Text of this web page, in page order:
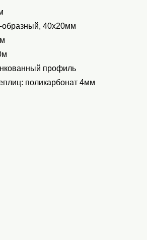
образный, 40х20мм
профиль
поликарбонат 4мм